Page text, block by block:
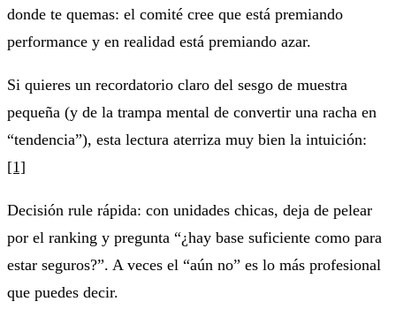
donde te quemas: el comité cree que está premiando
performance y en realidad está premiando azar.
Si quieres un recordatorio claro del sesgo de muestra
pequeña (y de la trampa mental de convertir una racha en
“tendencia”), esta lectura aterriza muy bien la intuición:
[1]
Decisión rule rápida: con unidades chicas, deja de pelear
por el ranking y pregunta “¿hay base suficiente como para
estar seguros?”. A veces el “aún no” es lo más profesional
que puedes decir.